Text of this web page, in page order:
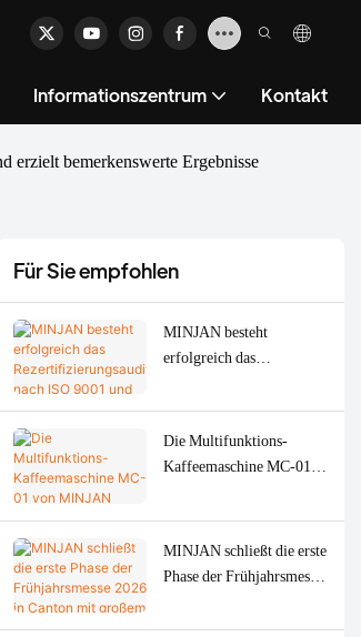
Informationszentrum Kontakt
erzielt bemerkenswerte Ergebnisse
Für Sie empfohlen
MINJAN besteht
erfolgreich das
nach ISO 9001 und ISO
14001 für 2026 –
Stärkung der ODM/OEM-
Die Multifunktions-
Kaffeemaschine MC-01
American Good Design
Award 2026 mit Silber
ausgezeichnet.
MINJAN schließt die erste
Phase der Frühjahrsmesse
großem Erfolg ab – starke